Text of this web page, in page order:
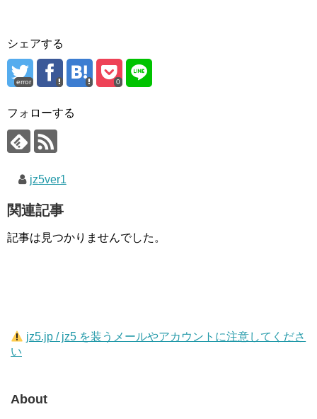
シェアする
error 0
フォローする
jz5ver1
関連記事
記事は見つかりませんでした。
jz5.jp / jz5 を装うメールやアカウントに注意してくださ
い
About